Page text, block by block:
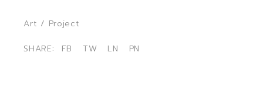
Art / Project
SHARE: FB TW LN PN